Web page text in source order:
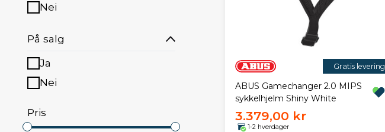
Nei
På salg
Ja
Nei
Pris
Gratis levering
ABUS Gamechanger 2.0 MIPS
sykkelhjelm Shiny White
3.379,00 kr
1-2 hverdager